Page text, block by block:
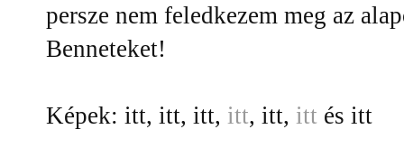
persze nem feledkezem meg az
Benneteket!
Képek: itt, itt, itt, itt, itt, itt és itt